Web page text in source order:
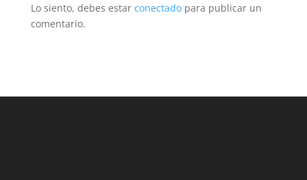
Lo siento, debes estar conectadopara publicar un
comentario.